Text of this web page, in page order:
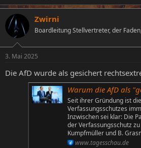
Zwirni
Boardleitung Stellvertreter, der
3. Mai 2025
Die AfD wurde als gesichert
Warum die AfD als
Seit ihrer Gründung ist
Verfassungsschutzes
Inzwischen sei klar: Die
der Verfassungsschutz
Kumpfmüller und B.
www.tagesschau.de